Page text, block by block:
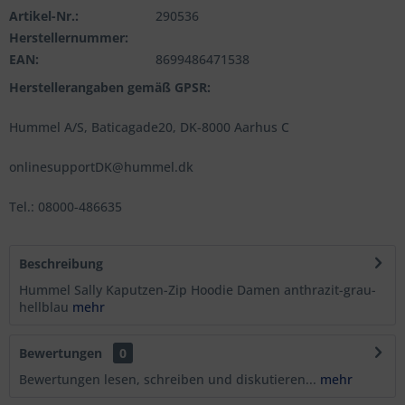
Artikel-Nr.:
290536
Herstellernummer:
EAN:
8699486471538
Herstellerangaben gemäß GPSR:
Hummel A/S, Baticagade20, DK-8000 Aarhus C
onlinesupportDK@hummel.dk
Tel.: 08000-486635
Beschreibung
Hummel Sally Kaputzen-Zip Hoodie Damen anthrazit-grau-
hellblau mehr
Bewertungen
0
Bewertungen lesen, schreiben und diskutieren... mehr